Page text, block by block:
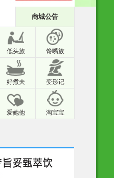
商城公告
低头族 馋嘴族
好煮夫 变形记
爱她他 淘宝宝